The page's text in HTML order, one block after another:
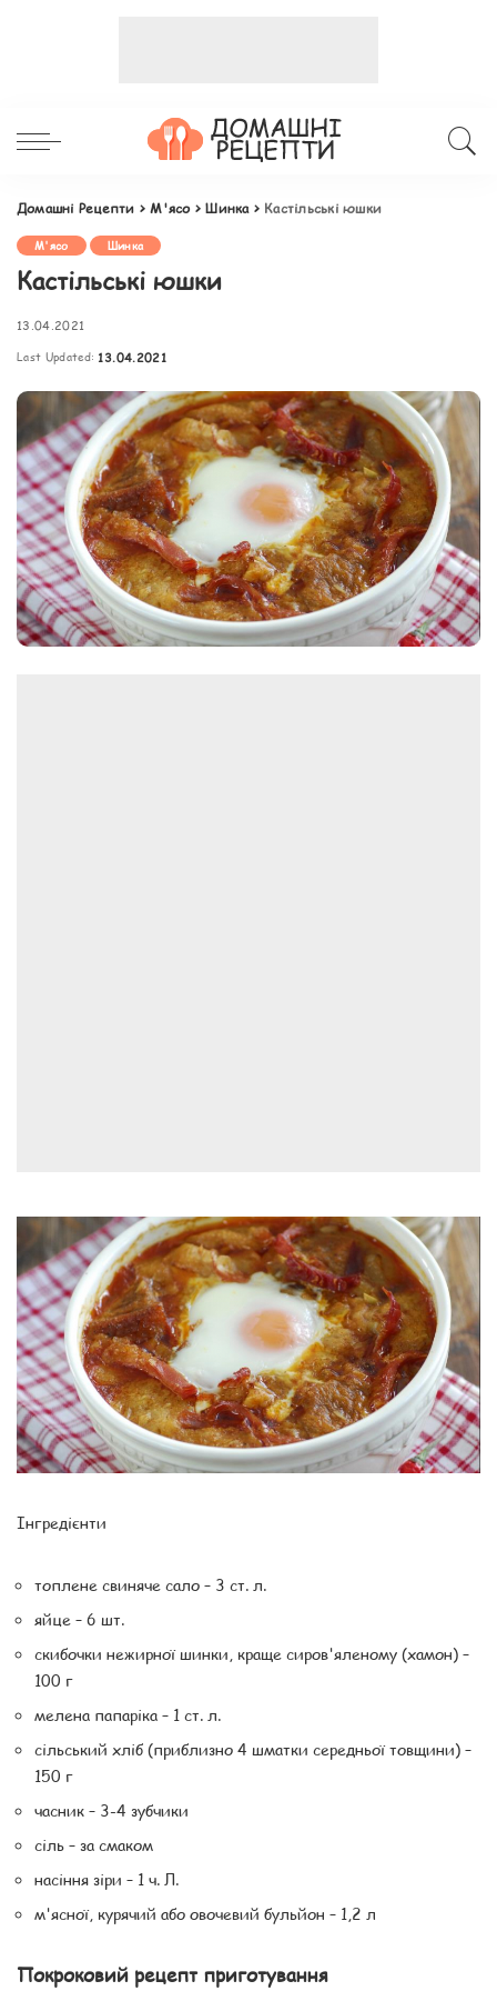
Домашні Рецепти >М'ясо>Шинка> Кастільські юшки
М'ясо Шинка
Кастільські юшки
13.04.2021
Last Updated: 13.04.2021
Інгредієнти
топлене свиняче сало – 3 ст. л.
яйце – 6 шт.
скибочки нежирної шинки, краще сиров'яленому (хамон) –
100 г
мелена папаріка – 1 ст. л.
сільський хліб (приблизно 4 шматки середньої товщини) –
150 г
часник – 3-4 зубчики
сіль – за смаком
насіння зіри – 1 ч. Л.
м'ясної, курячий або овочевий бульйон – 1,2 л
Покроковий рецепт приготування